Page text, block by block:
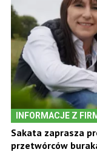
INFORMACJE Z
Sakata zaprasza
przetwórców